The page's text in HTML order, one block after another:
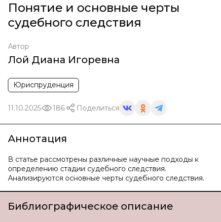
Понятие и основные черты
судебного следствия
Автор
Лой Диана Игоревна
Юриспруденция
11.10.2025 186 Поделиться
Аннотация
В статье рассмотрены различные научные подходы к
определению стадии судебного следствия.
Анализируются основные черты судебного следствия.
Библиографическое описание